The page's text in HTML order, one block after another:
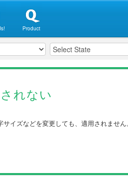
Product
れない
ズなどを変更しても、適用されません